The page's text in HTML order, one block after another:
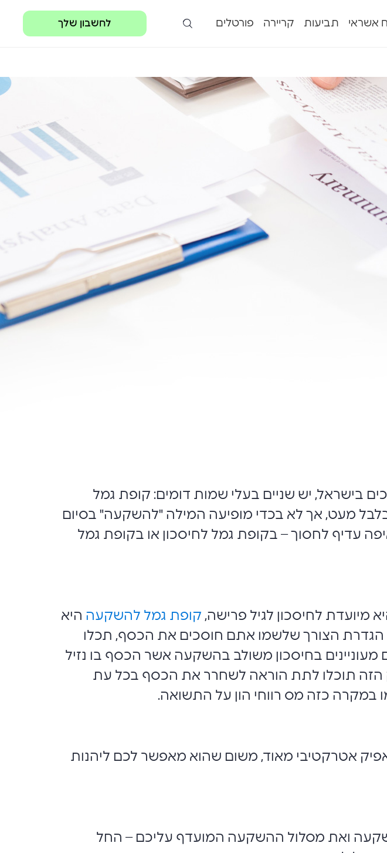
אשראי תביעות קריירה פורטלים לחשבון שלך
בישראל, יש שניים בעלי שמות דומים: קופת גמל
מעט, אך לא בכדי מופיעה המילה "להשקעה" בסיום
עדיף לחסוך – בקופת גמל לחיסכון או בקופת גמל
מיועדת לחיסכון לגיל פרישה, קופת גמל להשקעה היא
הגדרת הצורך שלשמו אתם חוסכים את הכסף, תכלו
בחיסכון משולב בהשקעה אשר הכסף בו נזיל
הזה תוכלו לתת הוראה לשחרר את הכסף בכל עת
אטרקטיבי מאוד, משום שהוא מאפשר לכם ליהנות
ואת מסלול ההשקעה המועדף עליכם – החל